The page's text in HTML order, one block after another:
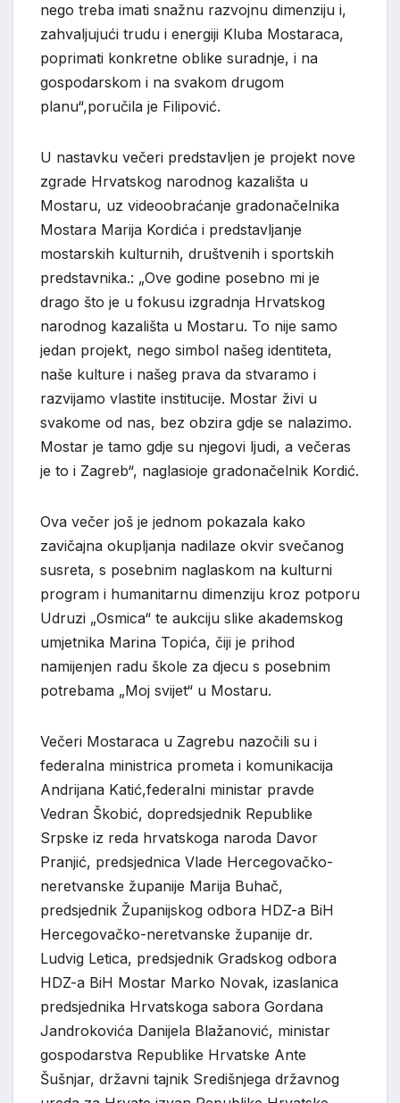
nego treba imati snažnu razvojnu dimenziju i,
zahvaljujući trudu i energiji Kluba Mostaraca,
poprimati konkretne oblike suradnje, i na
gospodarskom i na svakom drugom
planu“,poručila je Filipović.
U nastavku večeri predstavljen je projekt nove
zgrade Hrvatskog narodnog kazališta u
Mostaru, uz videoobraćanje gradonačelnika
Mostara Marija Kordića i predstavljanje
mostarskih kulturnih, društvenih i sportskih
predstavnika.: „Ove godine posebno mi je
drago što je u fokusu izgradnja Hrvatskog
narodnog kazališta u Mostaru. To nije samo
jedan projekt, nego simbol našeg identiteta,
naše kulture i našeg prava da stvaramo i
razvijamo vlastite institucije. Mostar živi u
svakome od nas, bez obzira gdje se nalazimo.
Mostar je tamo gdje su njegovi ljudi, a večeras
je to i Zagreb“, naglasioje gradonačelnik Kordić.
Ova večer još je jednom pokazala kako
zavičajna okupljanja nadilaze okvir svečanog
susreta, s posebnim naglaskom na kulturni
program i humanitarnu dimenziju kroz potporu
Udruzi „Osmica“ te aukciju slike akademskog
umjetnika Marina Topića, čiji je prihod
namijenjen radu škole za djecu s posebnim
potrebama „Moj svijet“ u Mostaru.
Večeri Mostaraca u Zagrebu nazočili su i
federalna ministrica prometa i komunikacija
Andrijana Katić,federalni ministar pravde
Vedran Škobić, dopredsjednik Republike
Srpske iz reda hrvatskoga naroda Davor
Pranjić, predsjednica Vlade Hercegovačko-
neretvanske županije Marija Buhač,
predsjednik Županijskog odbora HDZ-a BiH
Hercegovačko-neretvanske županije dr.
Ludvig Letica, predsjednik Gradskog odbora
HDZ-a BiH Mostar Marko Novak, izaslanica
predsjednika Hrvatskoga sabora Gordana
Jandrokovića Danijela Blažanović, ministar
gospodarstva Republike Hrvatske Ante
Šušnjar, državni tajnik Središnjega državnog